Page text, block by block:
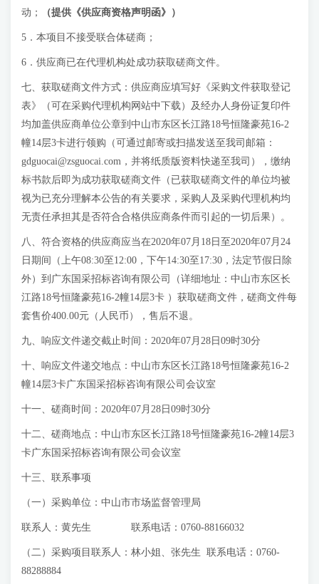
动；
（提供《供应商资格声明函》 ）
5．本项目不接受联合体磋商；
6．供应商已在代理机构处成功获取磋商文件。
七、获取磋商文件方式：供应商应填写好《采购文件获取登记
表》（可在采购代理机构网站中下载）及经办人身份证复印件
均加盖供应商单位公章到中山市东区长江路18号恒隆豪苑16-2
幢14层3卡进行领购（可通过邮寄或扫描发送至我司邮箱：
gdguocai@zsguocai.com ，并将纸质版资料快递至我司），缴纳
标书款后即为成功获取磋商文件（已获取磋商文件的单位均被
视为已充分理解本公告的有关要求，采购人及采购代理机构均
无责任承担其是否符合合格供应商条件而引起的一切后果）。
八、符合资格的供应商应当在2020年07月18日至2020年07月24
日期间（上午08:30至12:00，下午14:30至17:30，法定节假日除
外）到广东国采招标咨询有限公司（详细地址：中山市东区长
江路18号恒隆豪苑16-2幢14层3卡 ）获取磋商文件，磋商文件每
套售价400.00元（人民币），售后不退。
九、响应文件递交截止时间：2020年07月28日09时30分
十、响应文件递交地点：中山市东区长江路18号恒隆豪苑16-2
幢14层3卡广东国采招标咨询有限公司会议室
十一、磋商时间：2020年07月28日09时30分
十二、磋商地点：中山市东区长江路18号恒隆豪苑16-2幢14层3
卡广东国采招标咨询有限公司会议室
十三、联系事项
（一）采购单位：中山市市场监督管理局
联系人：黄先生 联系电话：0760-88166032
（二）采购项目联系人：林小姐、张先生 联系电话：0760-
88288884